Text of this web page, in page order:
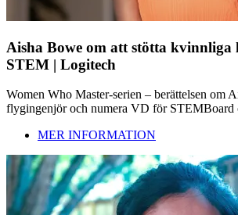
Aisha Bowe om att stötta kvinnliga
STEM | Logitech
Women Who Master-serien – berättelsen om
flygingenjör och numera VD för
MER INFORMATION